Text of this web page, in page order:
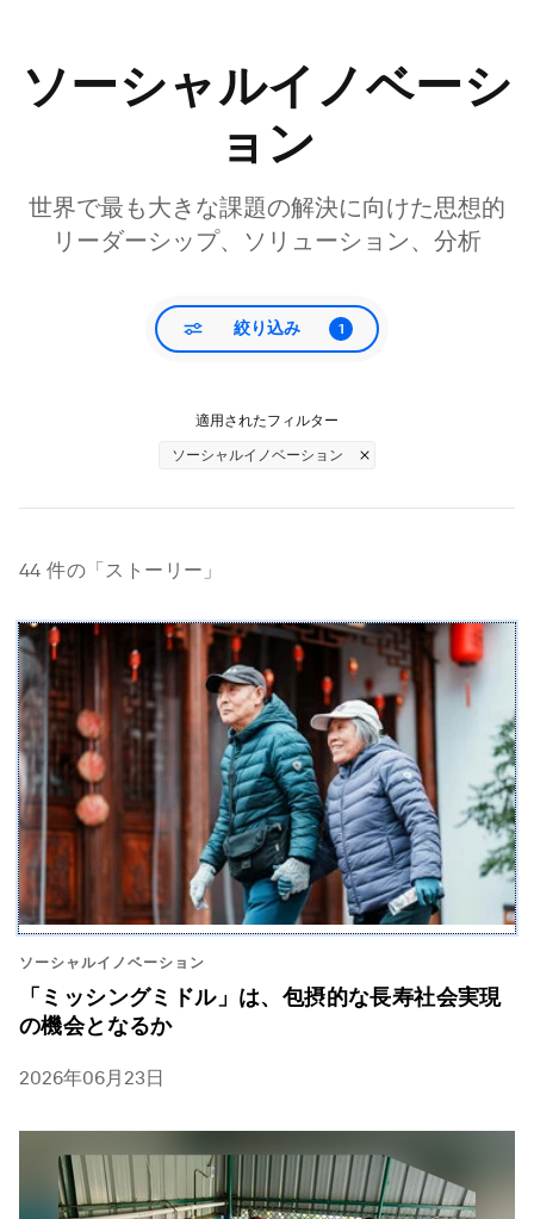
ソーシャルイノベーシ
ョン
世界で最も大きな課題の解決に向けた思想的
リーダーシップ、ソリューション、分析
絞り込み 1
適用されたフィルター
ソーシャルイノベーション
44 件の「ストーリー」
ソーシャルイノベーション
「ミッシングミドル」は、包摂的な長寿社会実現
の機会となるか
2026年06月23日